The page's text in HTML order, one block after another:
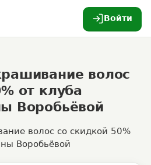
Войти
волос
от клуба
Воробьёвой